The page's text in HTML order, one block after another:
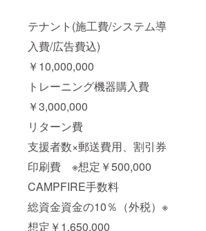
テナント(施工費/システム導
入費/広告費込)
￥10,000,000
トレーニング機器購入費
￥3,000,000
リターン費
支援者数×郵送費用、割引券
印刷費 ※想定￥500,000
CAMPFIRE手数料
総資金資金の10％（外税）※
想定￥1,650,000